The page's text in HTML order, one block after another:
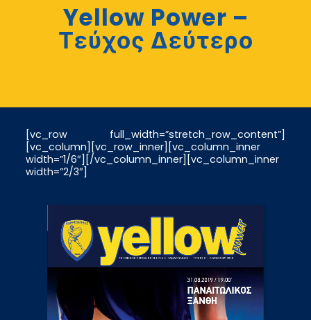
Yellow Power –
Τεύχος Δεύτερο
[vc_row full_width=”stretch_row_content”]
[vc_column][vc_row_inner][vc_column_inner
width=”1/6″][/vc_column_inner][vc_column_inner
width=”2/3″]